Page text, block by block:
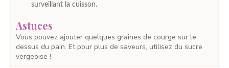
surveillant la cuisson.
Astuces
Vous pouvez ajouter quelques graines de courge sur le
dessus du pain. Et pour plus de saveurs, utilisez du sucre
vergeoise !